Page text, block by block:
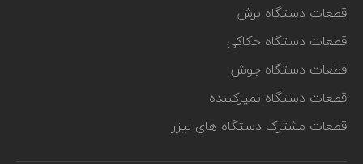
قطعات دستگاه برش
قطعات دستگاه حکاکی
قطعات دستگاه جوش
قطعات دستگاه تمیزکننده
قطعات مشترک دستگاه های لیزر